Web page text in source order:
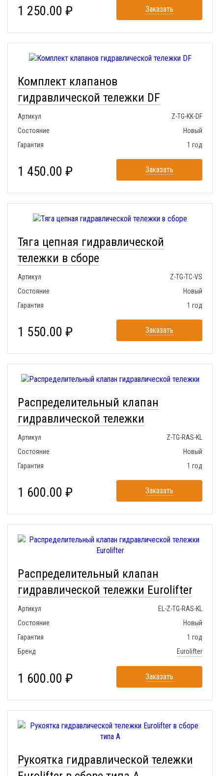
1 250.00 ₽ Заказать
Комплект клапанов
гидравлической тележки DF
Артикул
Z-TG-KK-DF
Состояние
Новый
Гарантия
1 год
1 450.00 ₽ Заказать
Тяга цепная гидравлической
тележки в сборе
Артикул
Z-TG-TC-VS
Состояние
Новый
Гарантия
1 год
1 550.00 ₽ Заказать
Распределительный клапан
гидравлической тележки
Артикул
Z-TG-RAS-KL
Состояние
Новый
Гарантия
1 год
1 600.00 ₽ Заказать
Распределительный клапан
гидравлической тележки Eurolifter
Артикул
EL-Z-TG-RAS-KL
Состояние
Новый
Гарантия
1 год
Бренд
Eurolifter
1 600.00 ₽ Заказать
Рукоятка гидравлической тележки